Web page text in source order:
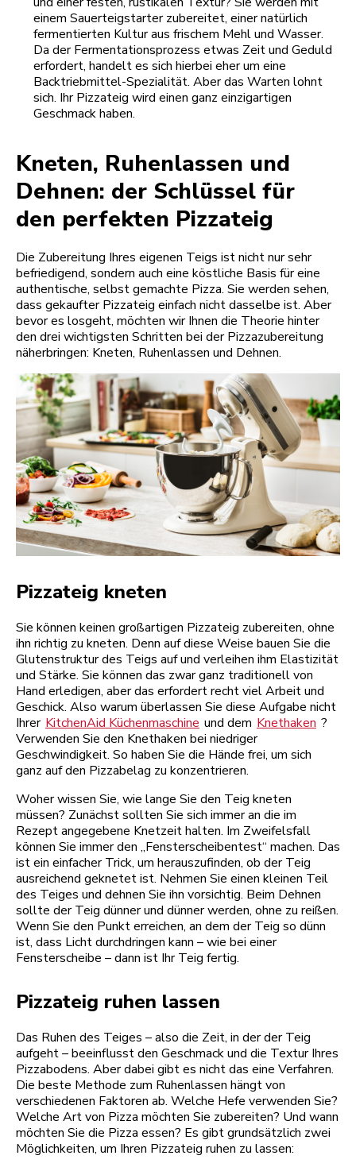
einem Sauerteigstarter zubereitet, einer natürlich
fermentierten Kultur aus frischem Mehl und Wasser.
Da der Fermentationsprozess etwas Zeit und Geduld
erfordert, handelt es sich hierbei eher um eine
Backtriebmittel-Spezialität. Aber das Warten lohnt
sich. Ihr Pizzateig wird einen ganz einzigartigen
Geschmack haben.
Kneten, Ruhenlassen und
Dehnen: der Schlüssel für
den perfekten Pizzateig
Die Zubereitung Ihres eigenen Teigs ist nicht nur sehr
befriedigend, sondern auch eine köstliche Basis für eine
authentische, selbst gemachte Pizza. Sie werden sehen,
dass gekaufter Pizzateig einfach nicht dasselbe ist. Aber
bevor es losgeht, möchten wir Ihnen die Theorie hinter
den drei wichtigsten Schritten bei der Pizzazubereitung
näherbringen: Kneten, Ruhenlassen und Dehnen.
Pizzateig kneten
Sie können keinen großartigen Pizzateig zubereiten, ohne
ihn richtig zu kneten. Denn auf diese Weise bauen Sie die
Glutenstruktur des Teigs auf und verleihen ihm Elastizität
und Stärke. Sie können das zwar ganz traditionell von
Hand erledigen, aber das erfordert recht viel Arbeit und
Geschick. Also warum überlassen Sie diese Aufgabe nicht
Ihrer KitchenAid Küchenmaschine und dem Knethaken ?
Verwenden Sie den Knethaken bei niedriger
Geschwindigkeit. So haben Sie die Hände frei, um sich
ganz auf den Pizzabelag zu konzentrieren.
Woher wissen Sie, wie lange Sie den Teig kneten
müssen? Zunächst sollten Sie sich immer an die im
Rezept angegebene Knetzeit halten. Im Zweifelsfall
können Sie immer den „Fensterscheibentest“ machen. Das
ist ein einfacher Trick, um herauszufinden, ob der Teig
ausreichend geknetet ist. Nehmen Sie einen kleinen Teil
des Teiges und dehnen Sie ihn vorsichtig. Beim Dehnen
sollte der Teig dünner und dünner werden, ohne zu reißen.
Wenn Sie den Punkt erreichen, an dem der Teig so dünn
ist, dass Licht durchdringen kann – wie bei einer
Fensterscheibe – dann ist Ihr Teig fertig.
Pizzateig ruhen lassen
Das Ruhen des Teiges – also die Zeit, in der der Teig
aufgeht – beeinflusst den Geschmack und die Textur Ihres
Pizzabodens. Aber dabei gibt es nicht das eine Verfahren.
Die beste Methode zum Ruhenlassen hängt von
verschiedenen Faktoren ab. Welche Hefe verwenden Sie?
Welche Art von Pizza möchten Sie zubereiten? Und wann
möchten Sie die Pizza essen? Es gibt grundsätzlich zwei
Möglichkeiten, um Ihren Pizzateig ruhen zu lassen: